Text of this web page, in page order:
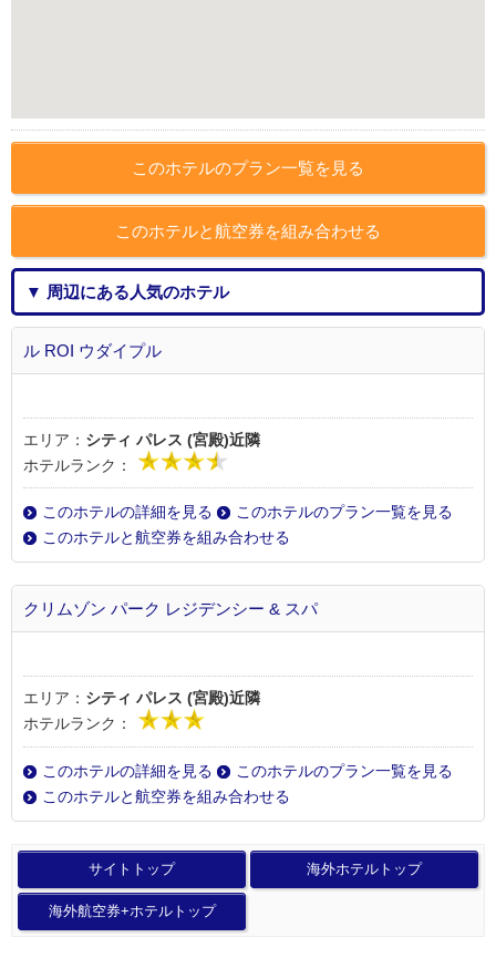
このホテルのプラン一覧を見る
このホテルと航空券を組み合わせる
▼ 周辺にある人気のホテル
ル ROI ウダイプル
エリア： シティ パレス (宮殿)近隣
ホテルランク：
このホテルの詳細を見る
このホテルのプラン一覧を見る
このホテルと航空券を組み合わせる
クリムゾン パーク レジデンシー & スパ
エリア： シティ パレス (宮殿)近隣
ホテルランク：
このホテルの詳細を見る
このホテルのプラン一覧を見る
このホテルと航空券を組み合わせる
サイトトップ 海外ホテルトップ
海外航空券+ホテルトップ